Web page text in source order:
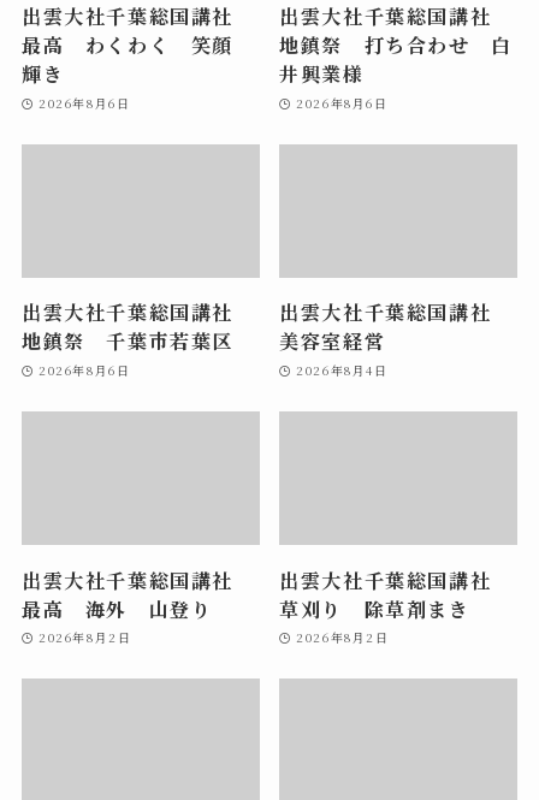
出雲大社千葉総国講社
最高 わくわく 笑顔
輝き
2026年8月6日
出雲大社千葉総国講社
地鎮祭 打ち合わせ 白
井興業様
2026年8月6日
出雲大社千葉総国講社
地鎮祭 千葉市若葉区
2026年8月6日
出雲大社千葉総国講社
美容室経営
2026年8月4日
出雲大社千葉総国講社
最高 海外 山登り
2026年8月2日
出雲大社千葉総国講社
草刈り 除草剤まき
2026年8月2日